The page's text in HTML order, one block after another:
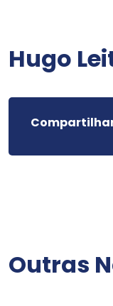
Hugo
Outras